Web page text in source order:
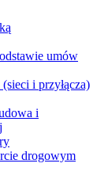
umów
i przyłącza)
i
drogowym